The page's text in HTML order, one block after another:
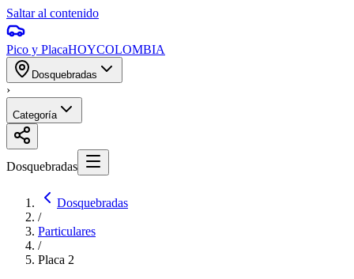
Saltar al contenido
Pico y PlacaHOYCOLOMBIA
Dosquebradas
›
Categoría
Dosquebradas
Dosquebradas
/
Particulares
/
Placa 2